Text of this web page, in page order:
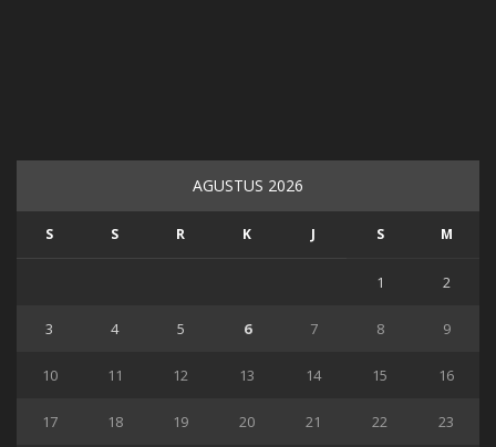
AGUSTUS 2026
S S R K J S M
1 2
3 4 5 6 7 8 9
10 11 12 13 14 15 16
17 18 19 20 21 22 23